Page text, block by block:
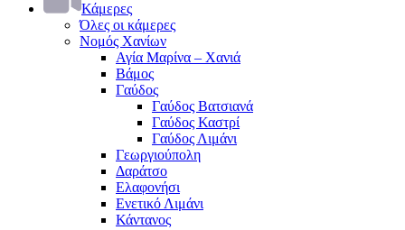
Κάμερες
Όλες οι κάμερες
Νομός Χανίων
Αγία Μαρίνα – Χανιά
Βάμος
Γαύδος
Γαύδος Βατσιανά
Γαύδος Καστρί
Γαύδος Λιμάνι
Γεωργιούπολη
Δαράτσο
Ελαφονήσι
Ενετικό Λιμάνι
Κάντανος